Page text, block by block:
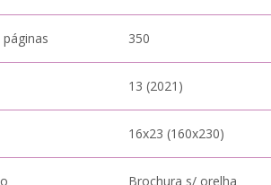
350
13 (2021)
16x23 (160x230)
Brochura s/ orelha